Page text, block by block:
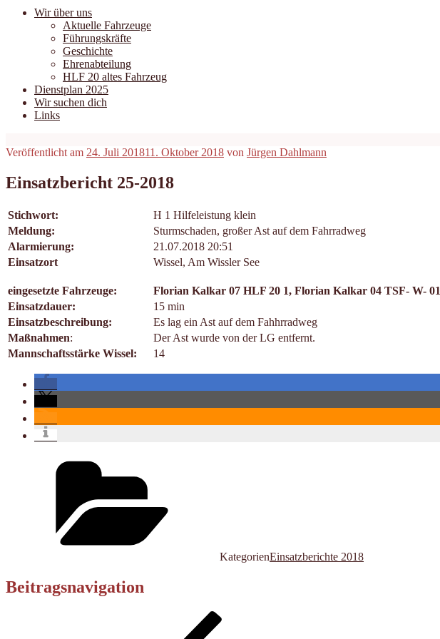
Wir über uns
Aktuelle Fahrzeuge
Führungskräfte
Geschichte
Ehrenabteilung
HLF 20 altes Fahrzeug
Dienstplan 2025
Wir suchen dich
Links
Veröffentlicht am 24. Juli 201811. Oktober 2018 von Jürgen Dahlmann
Einsatzbericht 25-2018
Stichwort:
H 1 Hilfeleistung klein
Meldung:
Sturmschaden, großer Ast auf dem Fahrradweg
Alarmierung:
21.07.2018 20:51
Einsatzort
Wissel, Am Wissler See
eingesetzte Fahrzeuge:
Florian Kalkar 07 HLF 20 1, Florian Kalkar 04 TSF- W- 01
Einsatzdauer:
15 min
Einsatzbeschreibung:
Es lag ein Ast auf dem Fahhrradweg
Maßnahmen:
Der Ast wurde von der LG entfernt.
Mannschaftsstärke Wissel:
14
KategorienEinsatzberichte 2018
Beitragsnavigation